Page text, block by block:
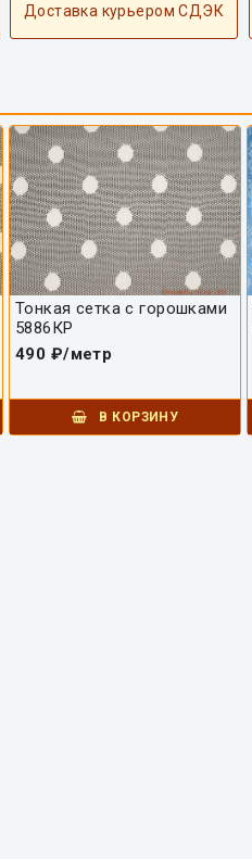
Доставка курьером СДЭК
Тонкая сетка с горошками
5886КР
490 ₽/метр
В КОРЗИНУ